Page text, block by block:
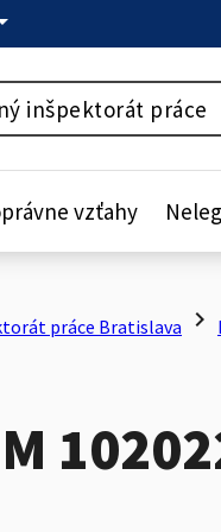
inšpektorát práce
vzťahy
práce Bratislava chevron_right